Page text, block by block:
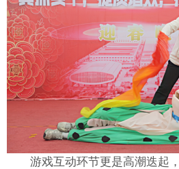
游戏互动环节更是高潮迭起